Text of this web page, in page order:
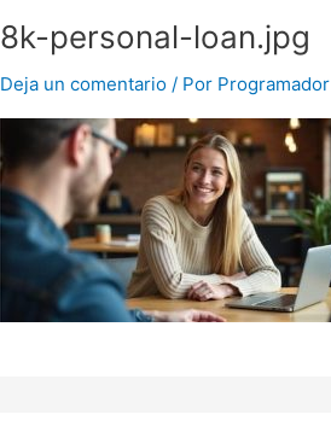
8k-personal-loan.jpg
Deja un comentario / Por Programador